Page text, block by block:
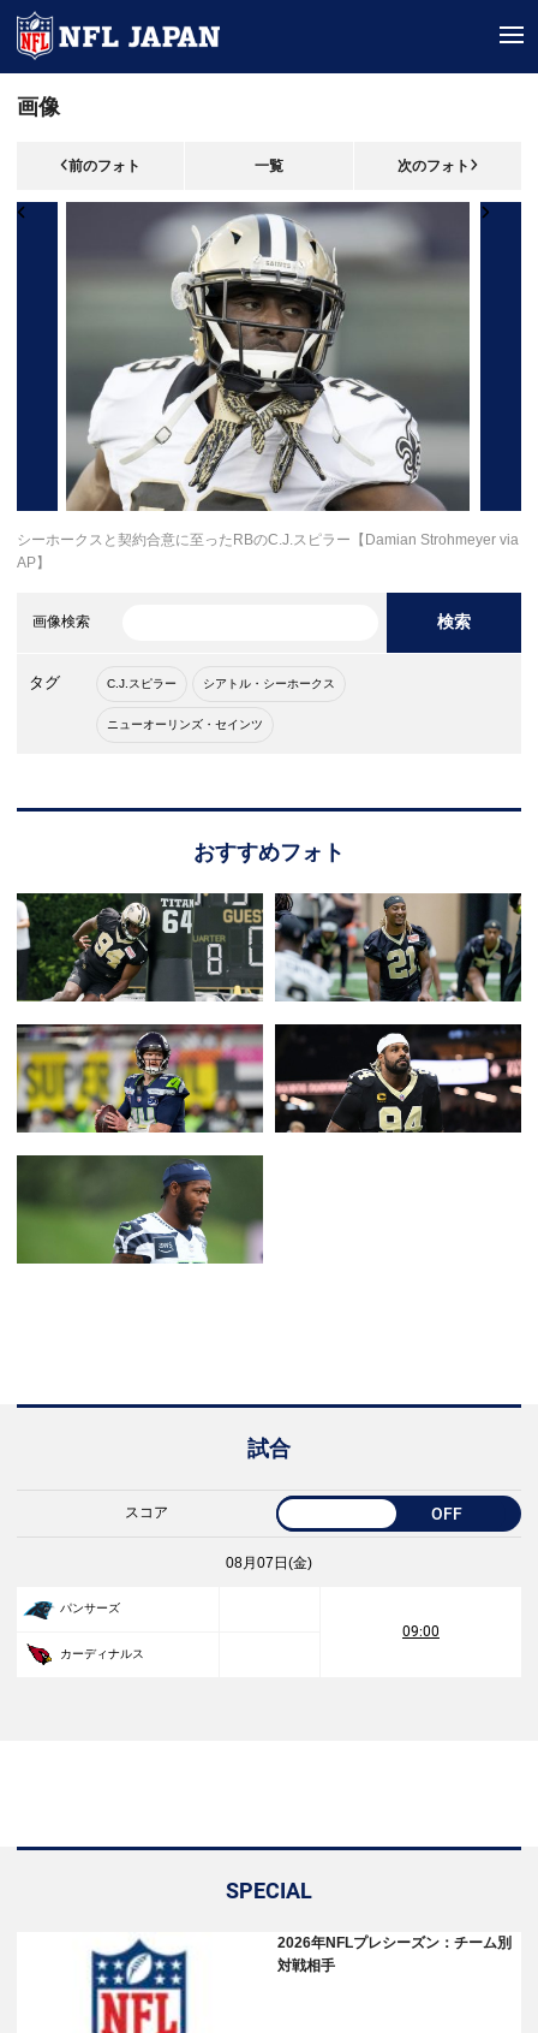
画像
前のフォト 一覧 次のフォト
シーホークスと契約合意に至ったRBのC.J.スピラー【Damian Strohmeyer via
AP】
画像検索 検索
タグ C.J.スピラー シアトル・シーホークス
ニューオーリンズ・セインツ
おすすめフォト
試合
スコア OFF
08月07日(金)
パンサーズ
09:00
カーディナルス
SPECIAL
2026年NFLプレシーズン：チーム別
対戦相手